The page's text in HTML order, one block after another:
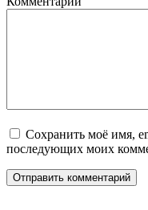
Сохранить моё имя,
последующих моих